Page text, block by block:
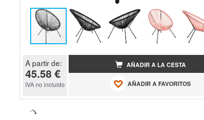
A partir de:
45.58 €
IVA no incluido
AÑADIR A LA CESTA
AÑADIR A FAVORITOS